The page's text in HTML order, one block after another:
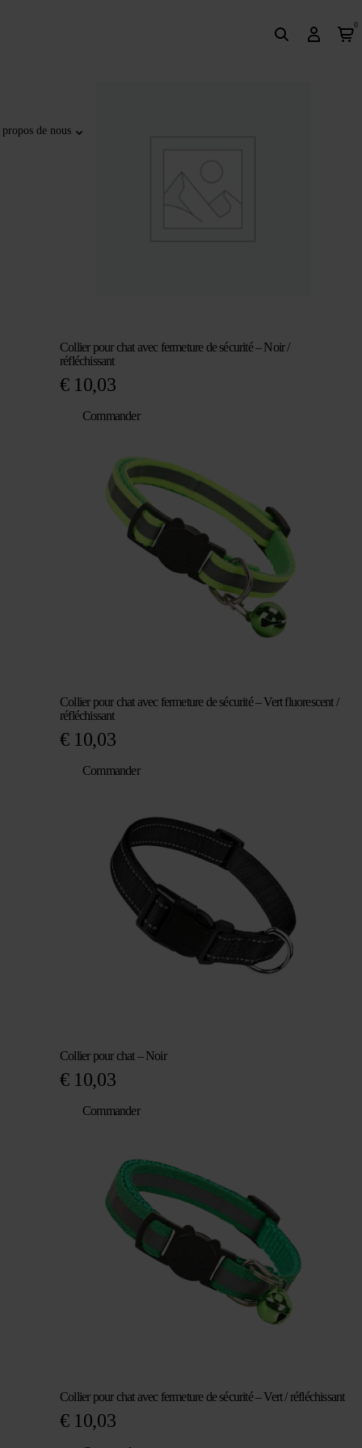
de nous
0
Collier pour chat avec fermeture de sécurité – Noir /
réfléchissant
€10,03
Commander
Collier pour chat avec fermeture de sécurité – Vert fluorescent /
réfléchissant
€10,03
Commander
Collier pour chat – Noir
€10,03
Commander
Collier pour chat avec fermeture de sécurité – Vert / réfléchissant
€10,03